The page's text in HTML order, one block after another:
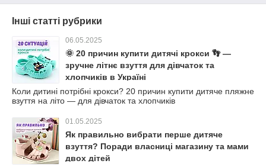
Інші статті рубрики
06.05.2025
🌞 20 причин купити дитячі крокси 👣 —
зручне літнє взуття для дівчаток та
хлопчиків в Україні
Коли дитині потрібні крокси? 20 причин купити дитяче пляжне
взуття на літо — для дівчаток та хлопчиків
01.05.2025
Як правильно вибрати перше дитяче
взуття? Поради власниці магазину та мами
двох дітей